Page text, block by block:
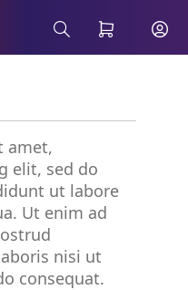
amet,
elit, sed do
ut labore
Ut enim ad
nisi ut
consequat.